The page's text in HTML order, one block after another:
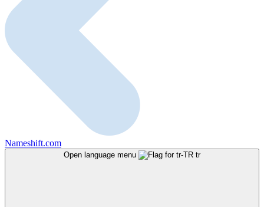
Nameshift.com
Open language menu tr